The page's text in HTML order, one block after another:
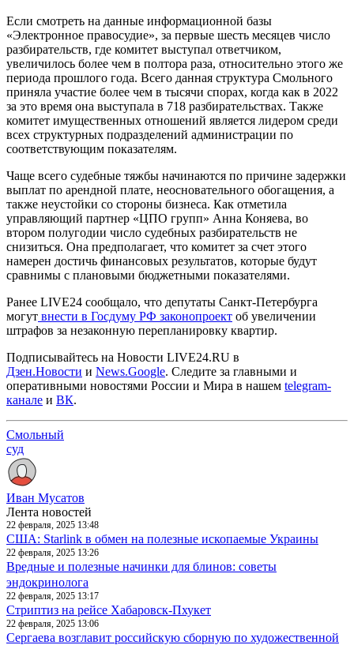
Если смотреть на данные информационной базы
«Электронное правосудие», за первые шесть месяцев число
разбирательств, где комитет выступал ответчиком,
увеличилось более чем в полтора раза, относительно этого же
периода прошлого года. Всего данная структура Смольного
приняла участие более чем в тысячи спорах, когда как в 2022
за это время она выступала в 718 разбирательствах. Также
комитет имущественных отношений является лидером среди
всех структурных подразделений администрации по
соответствующим показателям.
Чаще всего судебные тяжбы начинаются по причине задержки
выплат по арендной плате, неосновательного обогащения, а
также неустойки со стороны бизнеса. Как отметила
управляющий партнер «ЦПО групп» Анна Коняева, во
втором полугодии число судебных разбирательств не
снизиться. Она предполагает, что комитет за счет этого
намерен достичь финансовых результатов, которые будут
сравнимы с плановыми бюджетными показателями.
Ранее LIVE24 сообщало, что депутаты Санкт-Петербурга
могут внести в Госдуму РФ законопроект об увеличении
штрафов за незаконную перепланировку квартир.
Подписывайтесь на Новости LIVE24.RU в
Дзен.Новости и News.Google. Следите за главными и
оперативными новостями России и Мира в нашем telegram-
канале и ВК.
Смольный
суд
Иван Мусатов
Лента новостей
22 февраля, 2025 13:48
США: Starlink в обмен на полезные ископаемые Украины
22 февраля, 2025 13:26
Вредные и полезные начинки для блинов: советы
эндокринолога
22 февраля, 2025 13:17
Стриптиз на рейсе Хабаровск-Пхукет
22 февраля, 2025 13:06
Сергаева возглавит российскую сборную по художественной